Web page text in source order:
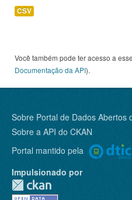
CSV
Você também pode ter acesso a
Documentação da API).
Sobre Portal de Dados Abertos
Sobre a API do CKAN
Portal mantido pela
Impulsionado por